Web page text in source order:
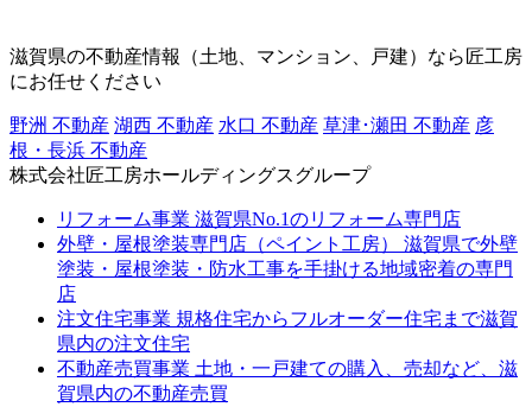
滋賀県の不動産情報（土地、マンション、戸建）なら匠工房
にお任せください
野洲 不動産 湖西 不動産 水口 不動産 草津･瀬田 不動産 彦
根・長浜 不動産
株式会社匠工房ホールディングスグループ
リフォーム事業 滋賀県No.1のリフォーム専門店
外壁・屋根塗装専門店（ペイント工房）
滋賀県で外壁
塗装・屋根塗装・防水工事を手掛ける地域密着の専門
店
注文住宅事業 規格住宅からフルオーダー住宅まで滋賀
県内の注文住宅
不動産売買事業 土地・一戸建ての購入、売却など、滋
賀県内の不動産売買